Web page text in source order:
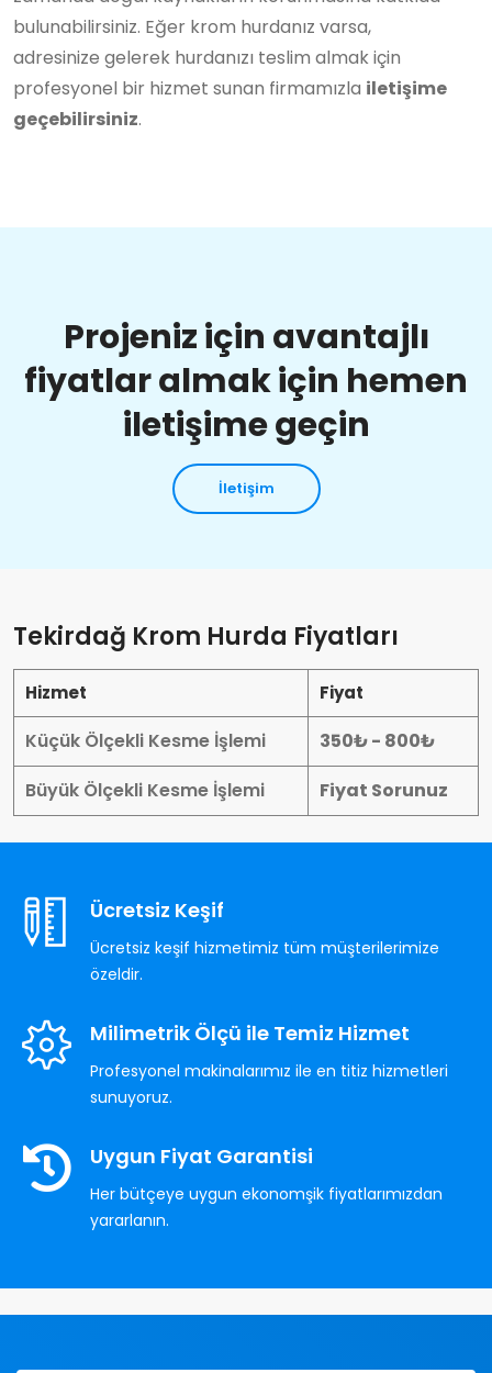
bulunabilirsiniz. Eğer krom hurdanız varsa,
adresinize gelerek hurdanızı teslim almak için
profesyonel bir hizmet sunan firmamızla iletişime
geçebilirsiniz.
Projeniz için avantajlı
fiyatlar almak için hemen
iletişime geçin
İletişim
Tekirdağ Krom Hurda Fiyatları
Hizmet Fiyat
Küçük Ölçekli Kesme İşlemi
350₺ - 800₺
Büyük Ölçekli Kesme İşlemi
Fiyat Sorunuz
Ücretsiz Keşif
Ücretsiz keşif hizmetimiz tüm müşterilerimize
özeldir.
Milimetrik Ölçü ile Temiz Hizmet
Profesyonel makinalarımız ile en titiz hizmetleri
sunuyoruz.
Uygun Fiyat Garantisi
Her bütçeye uygun ekonomşik fiyatlarımızdan
yararlanın.